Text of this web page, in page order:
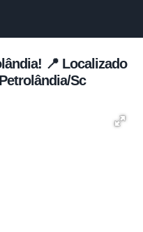
📍 Localizado
Sc